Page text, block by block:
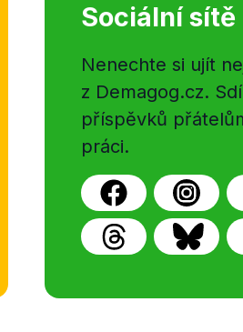
Sociální sítě
Nenechte si ujít
z Demagog.cz.
příspěvků
práci.